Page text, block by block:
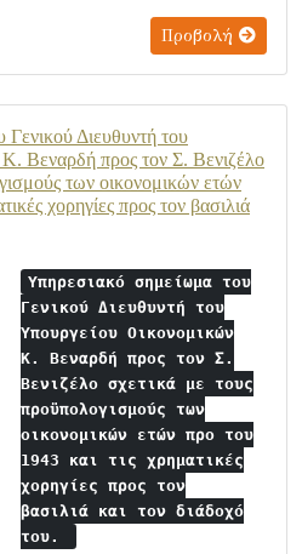
Προβολή
Διευθυντή του
Βεναρδή προς τον Σ. Βενιζέλο
των οικονομικών ετών
χορηγίες προς τον βασιλιά
Υπηρεσιακό σημείωμα του
Γενικού Διευθυντή του
Υπουργείου Οικονομικών
Κ. Βεναρδή προς τον Σ.
Βενιζέλο σχετικά με τους
προϋπολογισμούς των
οικονομικών ετών προ του
1943 και τις χρηματικές
χορηγίες προς τον
βασιλιά και τον διάδοχό
του.